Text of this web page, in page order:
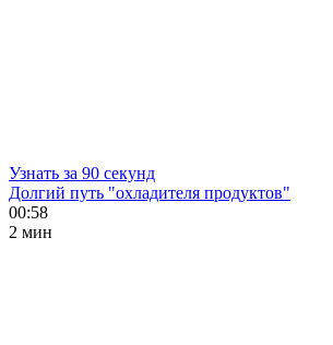
Узнать за 90 секунд
Долгий путь "охладителя продуктов"
00:58
2 мин